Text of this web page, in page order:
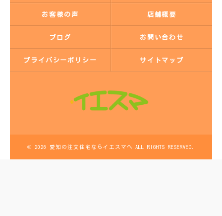
お客様の声 店舗概要
ブログ お問い合わせ
プライバシーポリシー サイトマップ
© 2026 愛知の注文住宅ならイエスマへ ALL RIGHTS RESERVED.